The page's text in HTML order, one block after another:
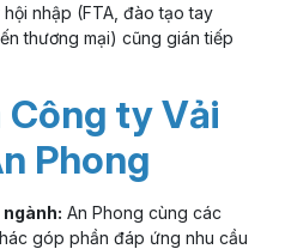
nhập (FTA, đào tạo tay
thương mại) cũng gián tiếp
Công ty Vải
Phong
An Phong cùng các
góp phần đáp ứng nhu cầu